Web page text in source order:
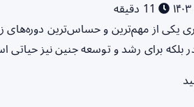
11 دقیقه
یکی از مهم‌ترین و حساس‌ترین
بلکه برای رشد و توسعه جنین نیز